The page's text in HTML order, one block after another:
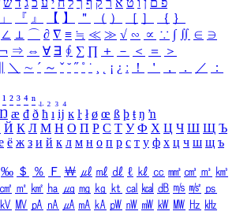
פ ם ן ו ט א ר ק ף ך ל ח י ע כ ג ד ש
」 『 』 【 】 ＂ （ ） ［ ］ ｛ ｝
∠ ⊥ ⌒ ∂ ∇ ≡ ≒ ≪ ≫ √ ∽ ∝ ∵ ∫ ∬ ∈ ∋
⇒ ⇔ ∀ ∃ ∮ ∑ ∏ ＋ － ＜ ＝
＞
＼ ∼ ´ ～ ˇ ˘ ˝ ˚ ˙ ¸ ¡ ¿ ː ！ ＇ ， ． ／
：
¹ ² ³ ⁴ ⁿ ₁ ₂ ₃ ₄
Ŋ æ đ ð ħ ı ĳ ĸ ŀ ł ø œ ß þ ŧ ŋ ŉ
Й К Л М Н О П Р С Т У Ф Х Ц Ч Ш Щ Ъ
ё ж з и й к л м н о п р с т у ф х ц ч ш щ ъ
‰ ＄ ％ Ｆ ￦ ㎕ ㎖ ㎗ ℓ ㎘ ㏄ ㎣ ㎤ ㎥ ㎦
㎠ ㎡ ㎢ ㏊ ㎍ ㎎ ㎏ ㏏ ㎈ ㎉ ㏈ ㎧ ㎨ ㎰
㎸ ㎹ ㎀ ㎁ ㎂ ㎃ ㎄ ㎺ ㎻ ㎽ ㎾ ㎿ ㎐ ㎑